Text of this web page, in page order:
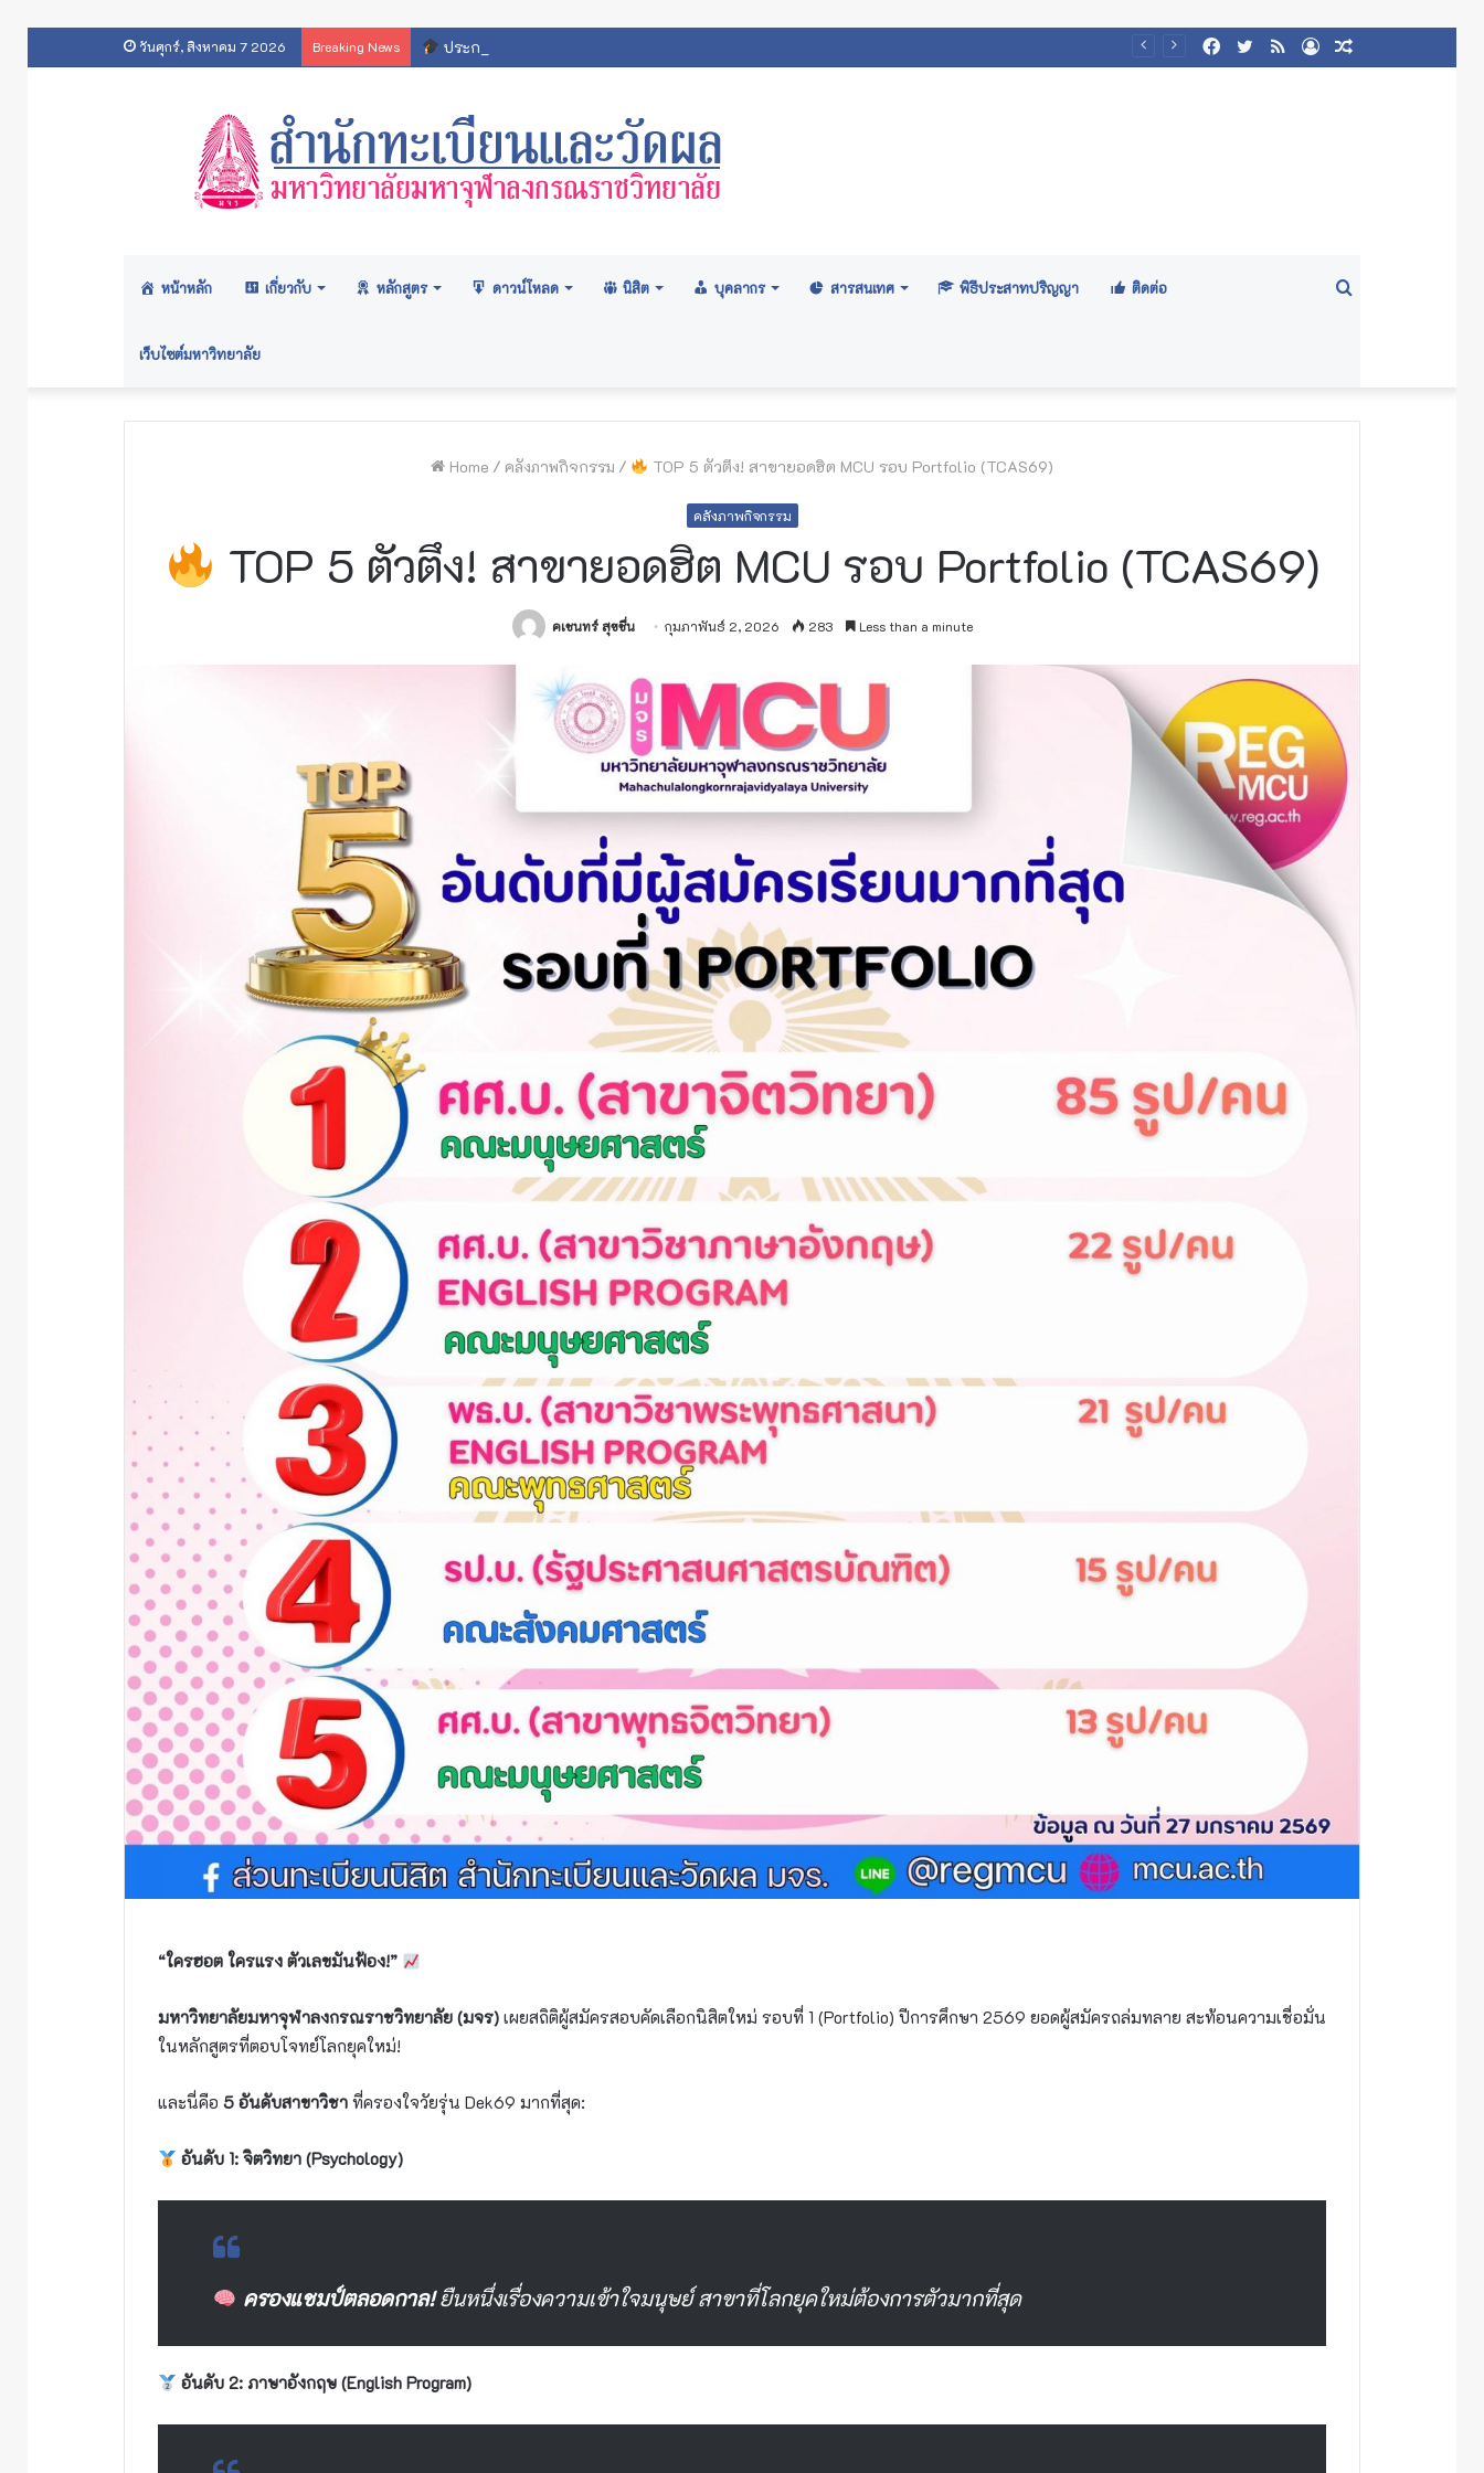
วันศุกร์, สิงหาคม 7 2026 Breaking News ประกาศสภามหาวิทยาลัย: อนุมัติปริญญา ระดับปริญญาตรี รุ่นที่ ๗๑ (ครั้งที่ ๒/๒๕๖๙)
Log
RSS
Twitter
Facebook
หน้าหลัก เกี่ยวกับ หลักสูตร ดาวน์โหลด นิสิต บุคลากร สารสนเทศ พิธีประสาทปริญญา ติดต่อ
เว็บไซต์มหาวิทยาลัย
Home / คลังภาพกิจกรรม / TOP 5 ตัวตึง! สาขายอดฮิต MCU รอบ Portfolio (TCAS69)
คลังภาพกิจกรรม
TOP 5 ตัวตึง! สาขายอดฮิต MCU รอบ Portfolio (TCAS69)
คเชนทร์ สุขชื่น กุมภาพันธ์ 2, 2026 283 Less than a minute
“ใครฮอต ใครแรง ตัวเลขมันฟ้อง!”
มหาวิทยาลัยมหาจุฬาลงกรณราชวิทยาลัย (มจร) เผยสถิติผู้สมัครสอบคัดเลือกนิสิตใหม่ รอบที่ 1 (Portfolio) ปีการศึกษา 2569 ยอดผู้สมัครถล่มทลาย สะท้อนความเชื่อมั่น
ในหลักสูตรที่ตอบโจทย์โลกยุคใหม่!
และนี่คือ 5 อันดับสาขาวิชา ที่ครองใจวัยรุ่น Dek69 มากที่สุด:
อันดับ 1: จิตวิทยา (Psychology)
ครองแชมป์ตลอดกาล!ยืนหนึ่งเรื่องความเข้าใจมนุษย์ สาขาที่โลกยุคใหม่ต้องการตัวมากที่สุด
อันดับ 2: ภาษาอังกฤษ (English Program)